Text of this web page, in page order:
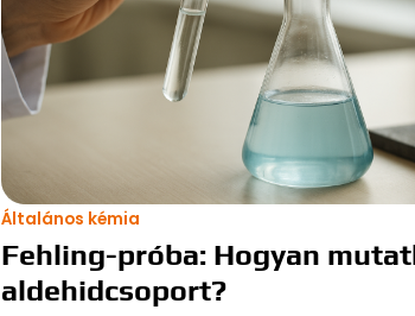
Általános kémia
Fehling-próba: Hogyan
aldehidcsoport?